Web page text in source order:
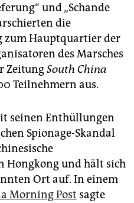
und „Schande
die
zum Hauptquartier der
des Marsches
ZeitungSouth China
Teilnehmern aus.
seinen Enthüllungen
Spionage-Skandal
Hongkong und hält sich
Ort auf. In einem
Morning Post sagte